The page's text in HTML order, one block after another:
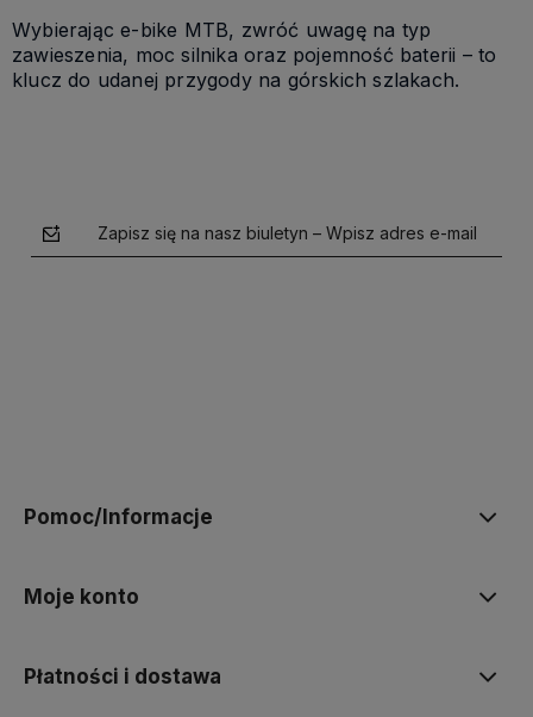
Wybierając e-bike MTB, zwróć uwagę na typ
zawieszenia, moc silnika oraz pojemność baterii – to
klucz do udanej przygody na górskich szlakach.
Zapisz się na nasz biuletyn – Wpisz adres e-mail
Pomoc/Informacje
Moje konto
Płatności i dostawa